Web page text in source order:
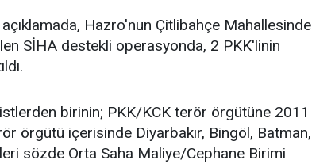
açıklamada, Hazro'nun Çitlibahçe Mahallesinde
SİHA destekli operasyonda, 2 PKK'linin
birinin; PKK/KCK terör örgütüne 2011
örgütü içerisinde Diyarbakır, Bingöl, Batman,
sözde Orta Saha Maliye/Cephane Birimi